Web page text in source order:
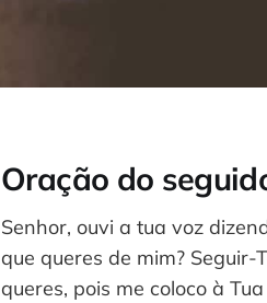
Oração do
Senhor, ouvi a tua voz
que queres de mim?
queres, pois me coloco à